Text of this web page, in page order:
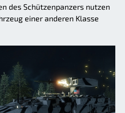
des Schützenpanzers nutzen
einer anderen Klasse